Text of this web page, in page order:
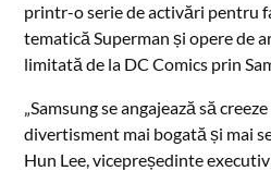
printr-o serie de activări pentru
tematică Superman și opere de
limitată de la DC Comics prin
„Samsung se angajează să
divertisment mai bogată și mai
Hun Lee, vicepreședinte